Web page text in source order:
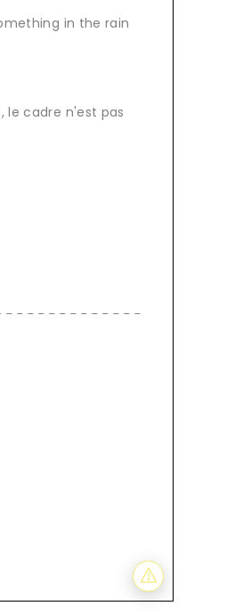
in the rain
le cadre n'est pas